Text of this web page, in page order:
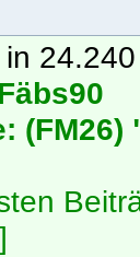
(FM26)